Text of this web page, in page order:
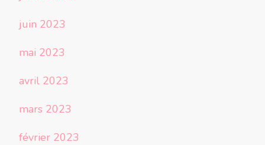
juin 2023
mai 2023
avril 2023
mars 2023
février 2023